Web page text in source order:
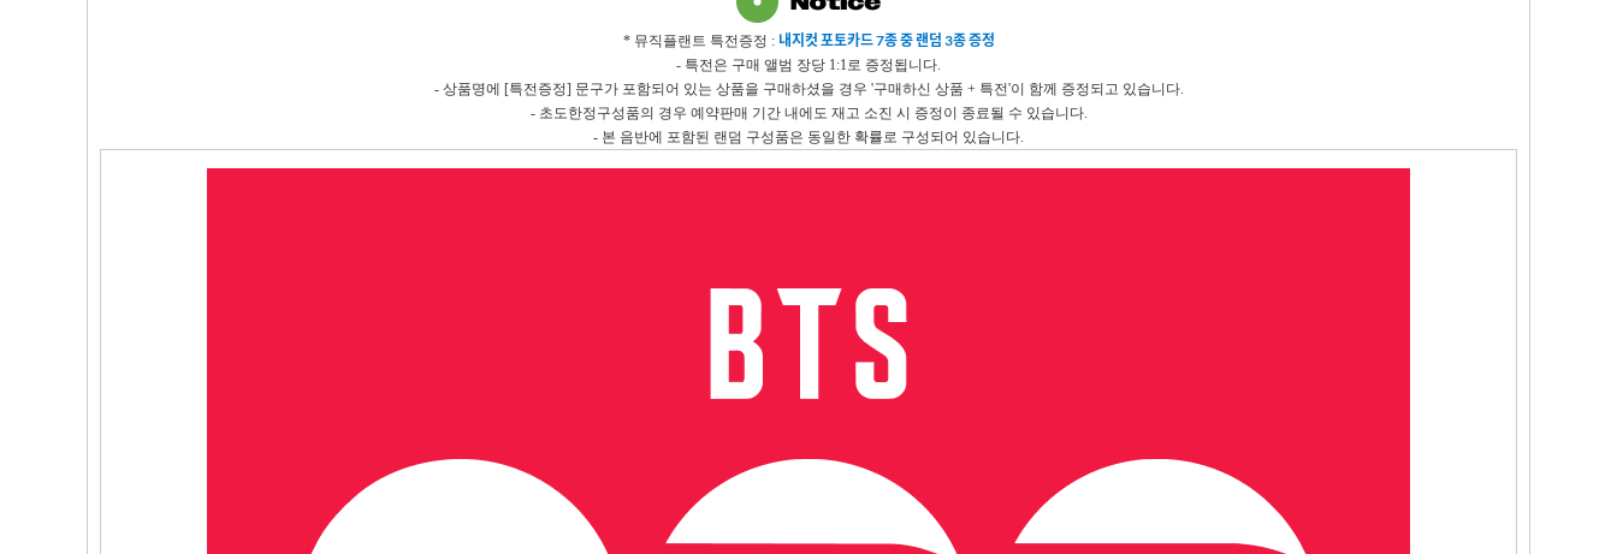
* 뮤직플랜트 특전증정 : 내지컷 포토카드 7종 중 랜덤 3종 증정
- 특전은 구매 앨범 장당 1:1로 증정됩니다.
- 상품명에 [특전증정] 문구가 포함되어 있는 상품을 구매하셨을 경우 '구매하신 상품 + 특전'이 함께 증정되고 있습니다.
- 초도한정구성품의 경우 예약판매 기간 내에도 재고 소진 시 증정이 종료될 수 있습니다.
- 본 음반에 포함된 랜덤 구성품은 동일한 확률로 구성되어 있습니다.